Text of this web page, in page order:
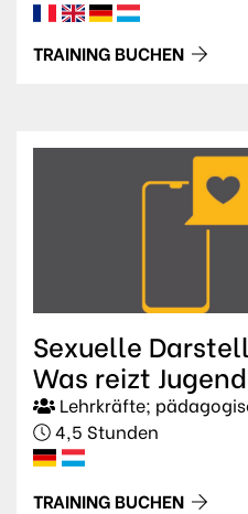
TRAINING BUCHEN
Sexuelle
Was reizt
Lehrkräfte;
4,5 Stunden
TRAINING BUCHEN